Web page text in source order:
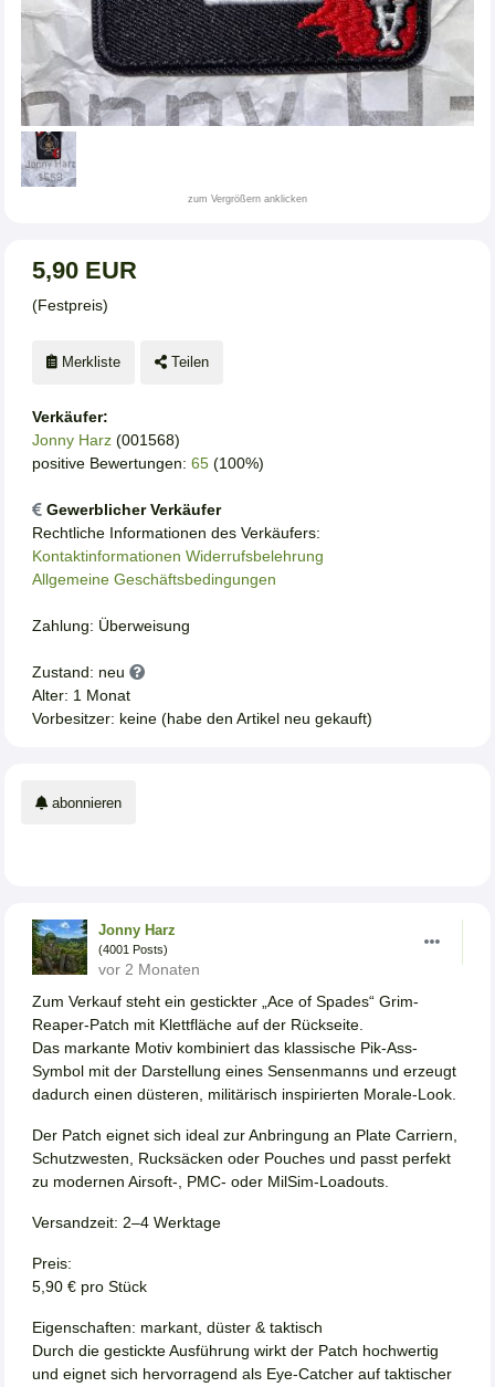
zum Vergrößern anklicken
5,90 EUR
(Festpreis)
Merkliste Teilen
Verkäufer:
Jonny Harz (001568)
positive Bewertungen: 65 (100%)
Gewerblicher Verkäufer
Rechtliche Informationen des Verkäufers:
Kontaktinformationen Widerrufsbelehrung
Allgemeine Geschäftsbedingungen
Zahlung: Überweisung
Zustand: neu
Alter: 1 Monat
Vorbesitzer: keine (habe den Artikel neu gekauft)
abonnieren
Jonny Harz
(4001 Posts)
vor 2 Monaten
Zum Verkauf steht ein gestickter „Ace of Spades“ Grim-
Reaper-Patch mit Klettfläche auf der Rückseite.
Das markante Motiv kombiniert das klassische Pik-Ass-
Symbol mit der Darstellung eines Sensenmanns und erzeugt
dadurch einen düsteren, militärisch inspirierten Morale-Look.
Der Patch eignet sich ideal zur Anbringung an Plate Carriern,
Schutzwesten, Rucksäcken oder Pouches und passt perfekt
zu modernen Airsoft-, PMC- oder MilSim-Loadouts.
Versandzeit: 2–4 Werktage
Preis:
5,90 € pro Stück
Eigenschaften: markant, düster & taktisch
Durch die gestickte Ausführung wirkt der Patch hochwertig
und eignet sich hervorragend als Eye-Catcher auf taktischer